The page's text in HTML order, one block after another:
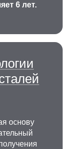
6 лет.
основу